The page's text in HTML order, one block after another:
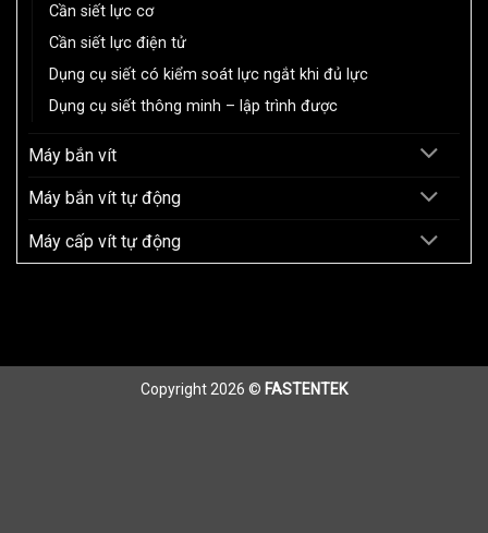
Cần siết lực cơ
Cần siết lực điện tử
Dụng cụ siết có kiểm soát lực ngắt khi đủ lực
Dụng cụ siết thông minh – lập trình được
Máy bắn vít
Máy bắn vít tự động
Máy cấp vít tự động
Copyright 2026 © FASTENTEK